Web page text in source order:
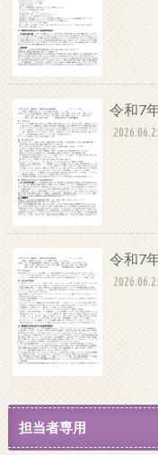
令和7
令和7
担当者専用